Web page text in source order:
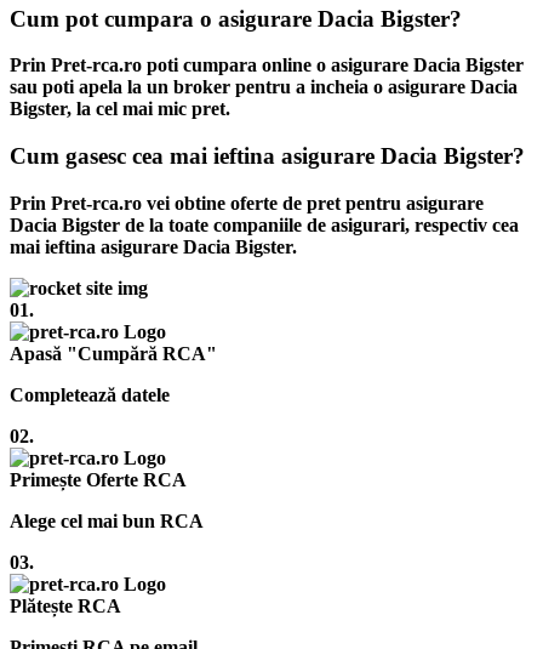
Cum pot cumpara o asigurare Dacia Bigster?
Prin Pret-rca.ro poti cumpara online o asigurare Dacia Bigster
sau poti apela la un broker pentru a incheia o asigurare Dacia
Bigster, la cel mai mic pret.
Cum gasesc cea mai ieftina asigurare Dacia Bigster?
Prin Pret-rca.ro vei obtine oferte de pret pentru asigurare
Dacia Bigster de la toate companiile de asigurari, respectiv cea
mai ieftina asigurare Dacia Bigster.
01.
Apasă "Cumpără RCA"
Completează datele
02.
Primește Oferte RCA
Alege cel mai bun RCA
03.
Plătește RCA